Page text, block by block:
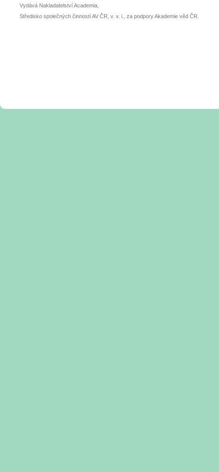
Vydává Nakladatelství Academia,
Středisko společných činností AV ČR, v. v. i., za podpory Akademie věd ČR.